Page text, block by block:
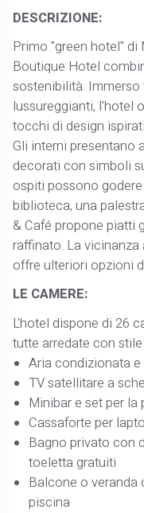
DESCRIZIONE:
Primo "green hotel"
Boutique Hotel
sostenibilità.
lussureggianti, l'hotel
tocchi di design
Gli interni presentano
decorati con simboli
ospiti possono
biblioteca, una
& Café propone piatti
raffinato. La
offre ulteriori opzioni
LE CAMERE:
L'hotel dispone di 26
tutte arredate con
Aria condizionata
TV satellitare a
Minibar e set per
Cassaforte per
Bagno privato con
toeletta gratuiti
Balcone o veranda
piscina